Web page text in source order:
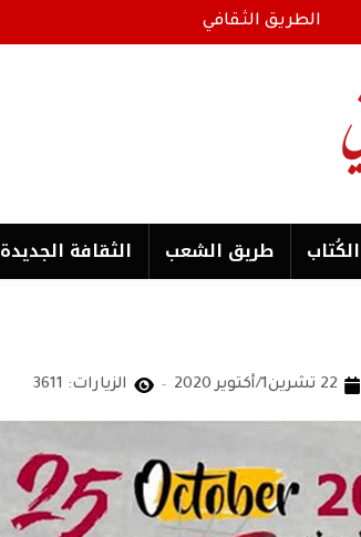
الطريق الثقافي
الكُتاب طریق الشعب الثقافة الجدیدة
22 تشرين1/أكتوير 2020 الزيارات: 3611